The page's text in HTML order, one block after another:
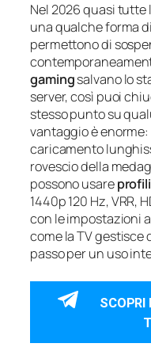
Nel 2026 quasi
una qualche forma di
permettono di
gamingsalvano lo
server, così puoi
stesso punto su
vantaggio è
caricamento
rovescio della
possono usare
1440p 120 Hz, VRR,
con le impostazioni
come la TV gestisce
passo per un uso
SCOPRI